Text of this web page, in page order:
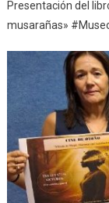
Presentación del
musarañas»